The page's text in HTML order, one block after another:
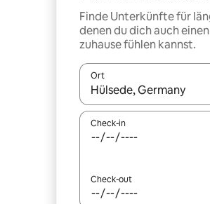
Finde Unterkünfte für
denen du dich auch
zuhause fühlen kannst.
Ort
Wenn Ergebnisse
Check-in
Check-out